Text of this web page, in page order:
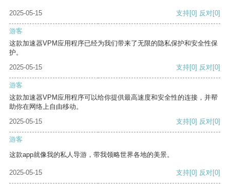
2025-05-15 支持[0] 反对[0]
游客
这款加速器VPM应用程序已经为我们带来了无限的隐私保护和安全性保
护。
2025-05-15
支持[0] 反对[0]
游客
这款加速器VPM应用程序可以给你提供最高速度和安全性的连接，并帮
助你在网络上自由移动。
2025-05-15
支持[0] 反对[0]
游客
这款app就像我的私人导游，带我领略世界各地的美景。
2025-05-15 支持[0] 反对[0]